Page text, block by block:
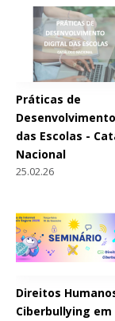
Práticas de
das Escolas -
Nacional
25.02.26
Direitos
Ciberbullying